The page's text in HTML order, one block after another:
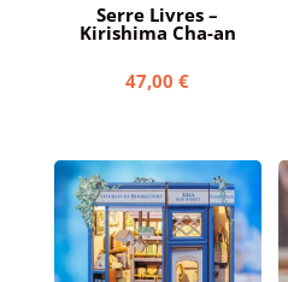
Serre Livres –
Kirishima Cha-an
47,00€